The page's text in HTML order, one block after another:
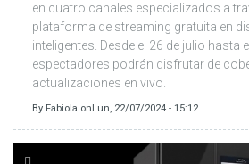
en cuatro canales especializados a
plataforma de streaming gratuita en
inteligentes. Desde el 26 de julio hasta
espectadores podrán disfrutar de
actualizaciones en vivo.
By Fabiola on Lun, 22/07/2024 - 15:12